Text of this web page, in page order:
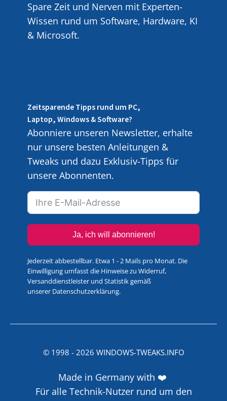
Spare Zeit und Nerven mit Experten-
Wissen rund um Software, Hardware, KI
& Microsoft.
Zeitsparende Tipps rund um PC,
Laptop, Windows & Software?
Abonniere unseren Newsletter, erhalte
nur unsere besten Anleitungen &
Tweaks und dazu Exklusiv-Tipps für
unsere Abonnenten.
Ja, ich will abonnieren!
Jederzeit abbestellbar. Etwa 1 - 2 Mails pro Monat. Die
Einwilligung umfasst die Hinweise zu Widerruf,
Versanddienstleister und Statistik gemäß
unserer Datenschutzerklärung.
© 1998 - 2026 WINDOWS-TWEAKS.INFO
Made in Germany with ❤️
Für alle Technik-Nutzer rund um den